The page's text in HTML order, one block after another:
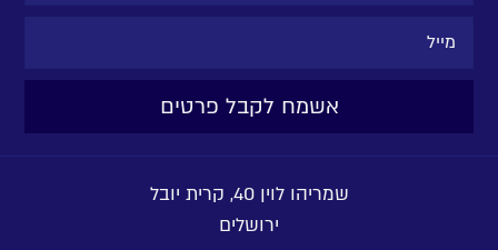
שמריהו לוין 40, קרית יובל
ירושלים